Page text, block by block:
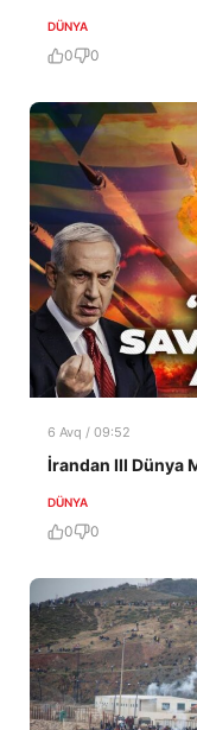
DÜNYA
0 0
6 Avq / 09:52
İrandan III Dünya
DÜNYA
0 0